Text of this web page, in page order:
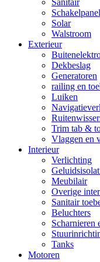
Sanitair
Solar
Walstroom
Exterieur
Dekbeslag
Generatoren
railing en
Luiken
Trim tab &
Vlaggen en
Interieur
Verlichting
Meubilair
Overige
Sanitair
Beluchters
Scharnieren
Tanks
Motoren